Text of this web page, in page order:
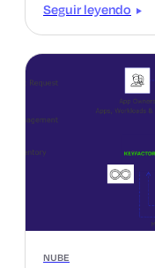
Seguir leyendo
NUBE